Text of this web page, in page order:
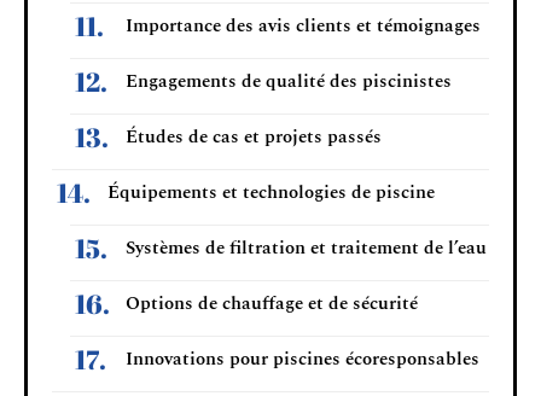
Importance des avis clients et témoignages
Engagements de qualité des piscinistes
Études de cas et projets passés
Équipements et technologies de piscine
Systèmes de filtration et traitement de l’eau
Options de chauffage et de sécurité
Innovations pour piscines écoresponsables